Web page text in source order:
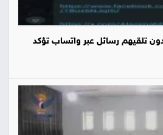
تلقيهم رسائل عبر واتساب تؤكد